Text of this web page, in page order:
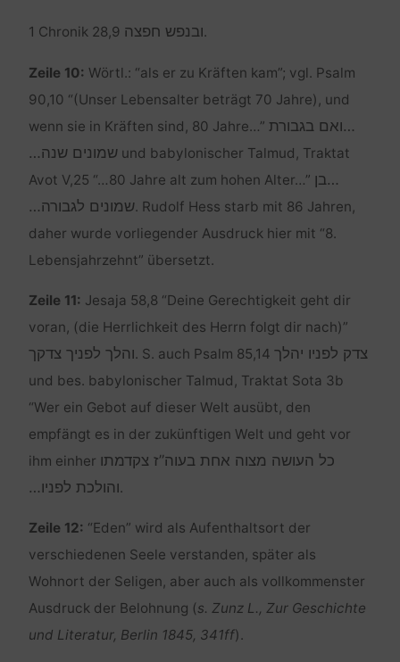
1 Chronik 28,9 ובנפש חפצה.
Zeile 10: Wörtl.: “als er zu Kräften kam”; vgl. Psalm
90,10 “(Unser Lebensalter beträgt 70 Jahre), und
wenn sie in Kräften sind, 80 Jahre…” …ואם בגבורת
שמונים שנה…und babylonischer Talmud, Traktat
Avot V,25 “…80 Jahre alt zum hohen Alter…” …בן
שמונים לגבורה…. Rudolf Hess starb mit 86 Jahren,
daher wurde vorliegender Ausdruck hier mit “8.
Lebensjahrzehnt” übersetzt.
Zeile 11: Jesaja 58,8 “Deine Gerechtigkeit geht dir
voran, (die Herrlichkeit des Herrn folgt dir nach)”
והלך לפניך צדקך. S. auch Psalm 85,14 צדק לפניו יהלך
und bes. babylonischer Talmud, Traktat Sota 3b
“Wer ein Gebot auf dieser Welt ausübt, den
empfängt es in der zukünftigen Welt und geht vor
ihm einher כל העושה מצוה אחת בעוה”ז צקדמתו
והולכת לפניו….
Zeile 12: “Eden” wird als Aufenthaltsort der
verschiedenen Seele verstanden, später als
Wohnort der Seligen, aber auch als vollkommenster
Ausdruck der Belohnung (s. Zunz L., Zur Geschichte
und Literatur, Berlin 1845, 341ff).